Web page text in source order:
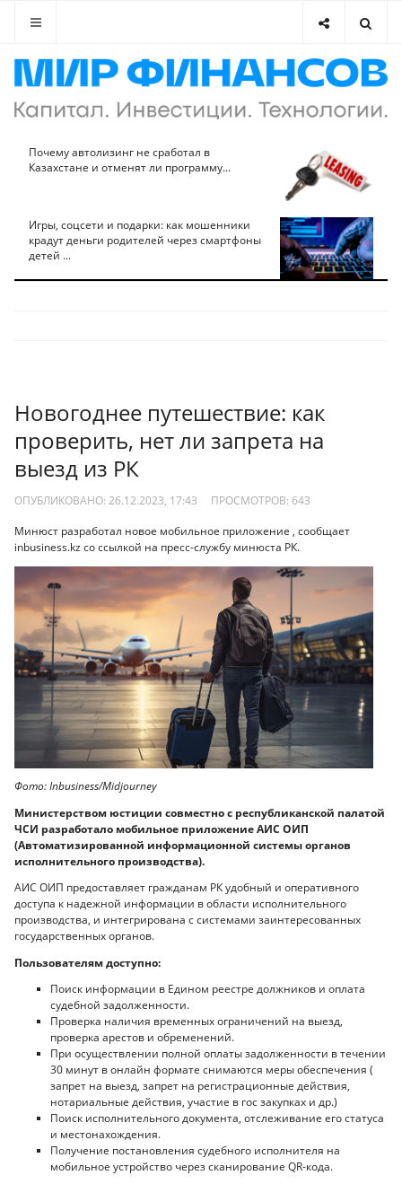
Почему автолизинг не сработал в
Казахстане и отменят ли программу...
Игры, соцсети и подарки: как мошенники
крадут деньги родителей через смартфоны
детей ...
Новогоднее путешествие: как
проверить, нет ли запрета на
выезд из РК
ОПУБЛИКОВАНО: 26.12.2023, 17:43 ПРОСМОТРОВ: 643
Минюст разработал новое мобильное приложение , сообщает
inbusiness.kz со ссылкой на пресс-службу минюста РК.
Фото: Inbusiness/Midjourney
Министерством юстиции совместно с республиканской палатой
ЧСИ разработало мобильное приложение АИС ОИП
(Автоматизированной информационной системы органов
исполнительного производства).
АИС ОИП предоставляет гражданам РК удобный и оперативного
доступа к надежной информации в области исполнительного
производства, и интегрирована с системами заинтересованных
государственных органов.
Пользователям доступно:
Поиск информации в Едином реестре должников и оплата
судебной задолженности.
Проверка наличия временных ограничений на выезд,
проверка арестов и обременений.
При осуществлении полной оплаты задолженности в течении
30 минут в онлайн формате снимаются меры обеспечения (
запрет на выезд, запрет на регистрационные действия,
нотариальные действия, участие в гос закупках и др.)
Поиск исполнительного документа, отслеживание его статуса
и местонахождения.
Получение постановления судебного исполнителя на
мобильное устройство через сканирование QR-кода.